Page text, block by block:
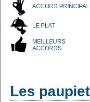
ACCORD PRINCIPAL
LE PLAT
MEILLEURS
ACCORDS
Les